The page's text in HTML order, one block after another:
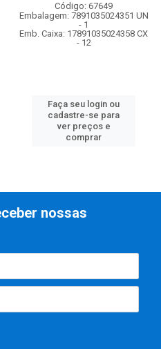
Código: 67649
Embalagem: 7891035024351 UN
- 1
Emb. Caixa: 17891035024358 CX
- 12
Faça seu login ou
cadastre-se para
ver preços e
comprar
nossas